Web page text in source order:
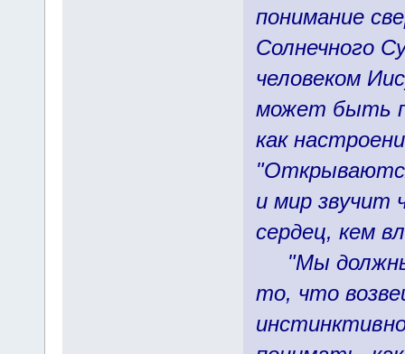
понимание
Солнечного
человеком
может быть
как
и мир звучит
сердец, кем
"Мы должны
то, что